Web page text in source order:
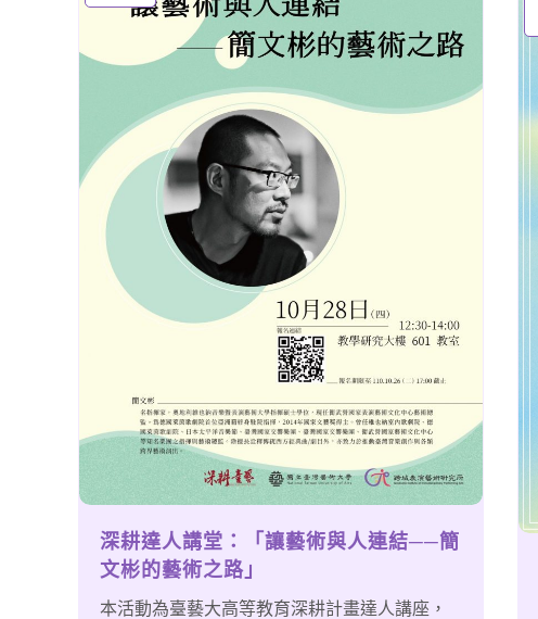
深耕達人講堂：「讓藝術與人連結──簡
文彬的藝術之路」
本活動為臺藝大高等教育深耕計畫達人講座，